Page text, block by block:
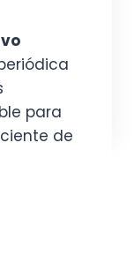
para
de